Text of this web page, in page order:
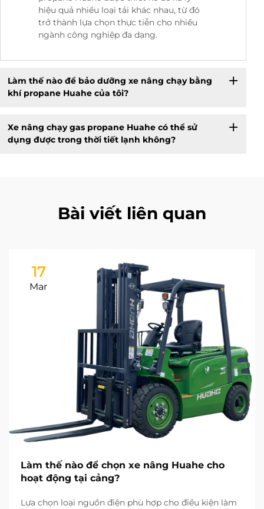
hiệu quả nhiều loại tải khác nhau, từ đó
trở thành lựa chọn thực tiễn cho nhiều
ngành công nghiệp đa dạng.
Làm thế nào để bảo dưỡng xe nâng chạy bằng
khí propane Huahe của tôi?
Xe nâng chạy gas propane Huahe có thể sử
dụng được trong thời tiết lạnh không?
Bài viết liên quan
17
Mar
Làm thế nào để chọn xe nâng Huahe cho
hoạt động tại cảng?
Lựa chọn loại nguồn điện phù hợp cho điều kiện làm